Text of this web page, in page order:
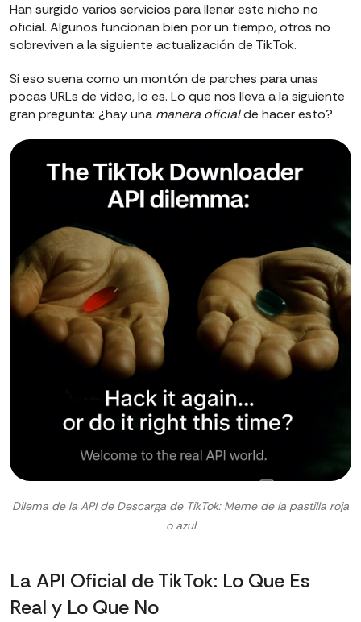
Han surgido varios servicios para llenar este nicho no
oficial. Algunos funcionan bien por un tiempo, otros no
sobreviven a la siguiente actualización de TikTok.
Si eso suena como un montón de parches para unas
pocas URLs de video, lo es. Lo que nos lleva a la siguiente
gran pregunta: ¿hay una manera oficialde hacer esto?
Dilema de la API de Descarga de TikTok: Meme de la pastilla roja
o azul
La API Oficial de TikTok: Lo Que Es
Real y Lo Que No